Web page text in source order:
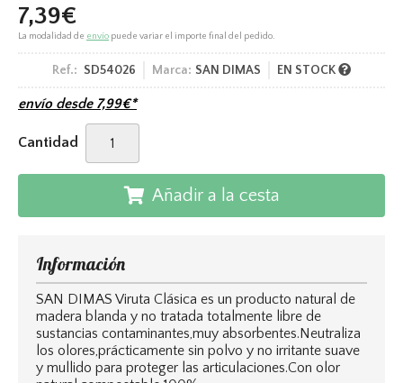
7,39€
La modalidad de envío puede variar el importe final del pedido.
Ref.: SD54026 Marca: SAN DIMAS EN STOCK
envío desde 7,99€*
Cantidad
Añadir a la cesta
Información
SAN DIMAS Viruta Clásica es un producto natural de
madera blanda y no tratada totalmente libre de
sustancias contaminantes,muy absorbentes.Neutraliza
los olores,prácticamente sin polvo y no irritante suave
y mullido para proteger las articulaciones.Con olor